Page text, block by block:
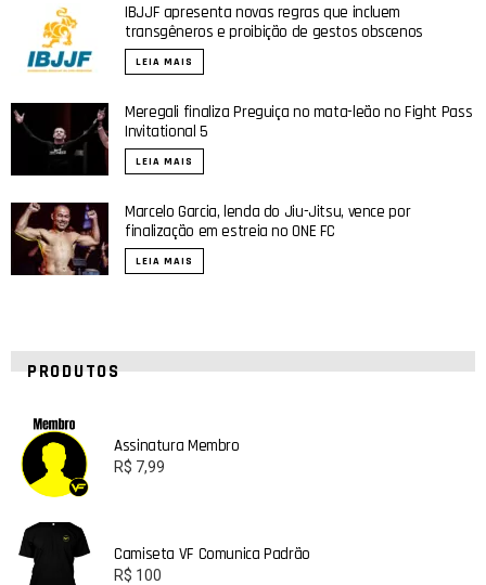
IBJJF apresenta novas regras que incluem
transgêneros e proibição de gestos obscenos
LEIA MAIS
Meregali finaliza Preguiça no mata-leão no Fight Pass
Invitational 5
LEIA MAIS
Marcelo Garcia, lenda do Jiu-Jitsu, vence por
finalização em estreia no ONE FC
LEIA MAIS
PRODUTOS
Assinatura Membro
R$ 7,99
Camiseta VF Comunica Padrão
R$ 100